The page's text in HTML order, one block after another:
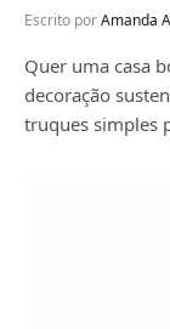
Escrito porAmanda
Quer uma casa
decoração
truques simples